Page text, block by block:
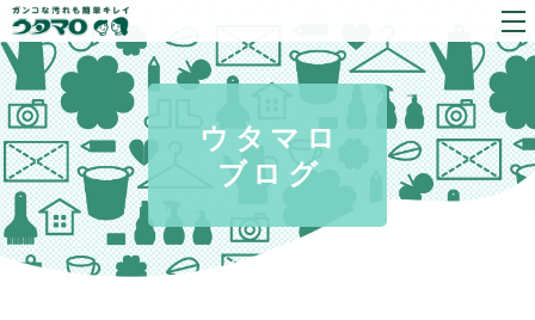
ウタマロ
ブログ